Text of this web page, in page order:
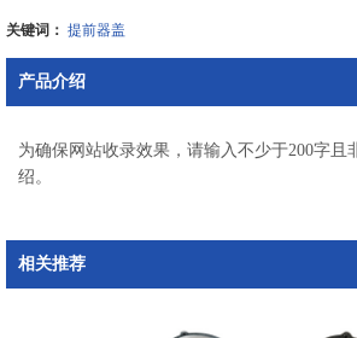
关键词： 提前器盖
产品介绍
为确保网站收录效果，请输入不少于200字且
绍。
相关推荐